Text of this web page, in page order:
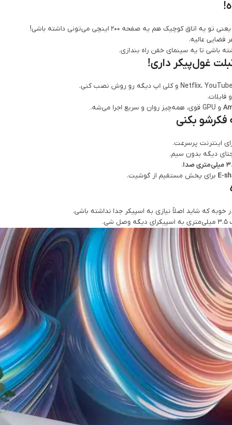
باشی تا یه سینمای خفن راه بندازی.
فایلات.
و GPU قوی، همه‌چیز روان و سریع اجرا می‌شه.
دیگه بدون سیم.
.
E- برای پخش مستقیم از گوشیت.
که شاید اصلاً نیازی به اسپیکر جدا نداشته باشی.